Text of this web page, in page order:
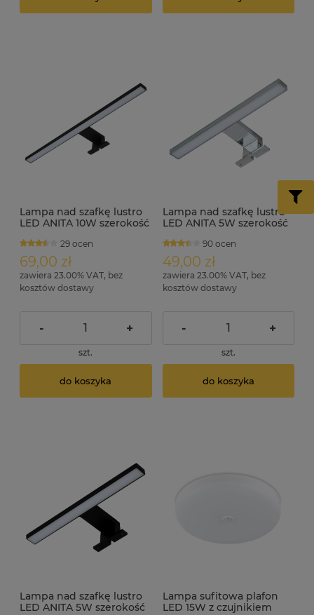
Lampa nad szafkę lustro
LED ANITA 10W szerokość
29 ocen
69,00 zł
zawiera 23.00% VAT, bez
kosztów dostawy
- +
szt.
do koszyka
Lampa nad szafkę lustro
LED ANITA 5W szerokość
90 ocen
49,00 zł
zawiera 23.00% VAT, bez
kosztów dostawy
- +
szt.
do koszyka
Lampa nad szafkę lustro
LED ANITA 5W szerokość
Lampa sufitowa plafon
LED 15W z czujnikiem